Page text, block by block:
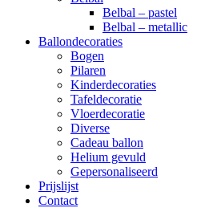
Belbal – pastel
Belbal – metallic
Ballondecoraties
Bogen
Pilaren
Kinderdecoraties
Tafeldecoratie
Vloerdecoratie
Diverse
Cadeau ballon
Helium gevuld
Gepersonaliseerd
Prijslijst
Contact